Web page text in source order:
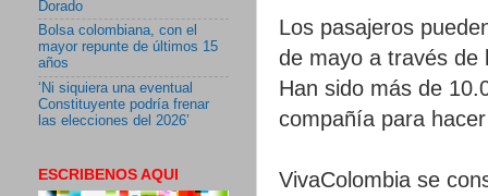
Los pasajeros
de mayo a través de
Han sido más de
compañía para
VivaColombia se
Dorado
Bolsa colombiana, con el
mayor repunte de últimos 15
años
‘Ni siquiera una eventual
Constituyente podría frenar
las elecciones del 2026’
ESCRIBENOS AQUI